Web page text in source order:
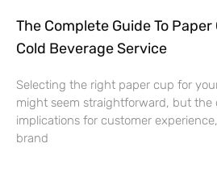
The Complete Guide To
Cold Beverage Service
Selecting the right paper cup for
might seem straightforward, but the
implications for customer
brand